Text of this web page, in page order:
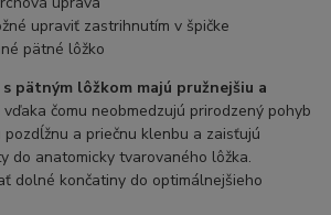
upraviť zastrihnutím v špičke
pätné lôžko
pätným lôžkom majú pružnejšiu a
vďaka čomu neobmedzujú prirodzený pohyb
pozdĺžnu a priečnu klenbu a zaisťujú
do anatomicky tvarovaného lôžka.
dolné končatiny do optimálnejšieho